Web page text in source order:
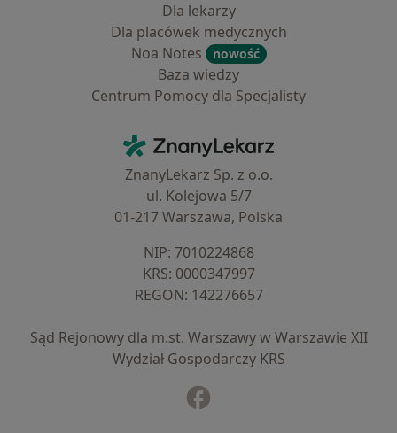
Dla lekarzy
Dla placówek medycznych
Noa Notes
nowość
Baza wiedzy
Centrum Pomocy dla Specjalisty
ZnanyLekarz - Strona główna
ZnanyLekarz Sp. z o.o.
ul. Kolejowa 5/7
01-217 Warszawa, Polska
NIP: ⁠7010224868
KRS: ⁠0000347997
REGON: ⁠142276657
Sąd Rejonowy dla m.st. Warszawy w Warszawie XII
Wydział Gospodarczy KRS